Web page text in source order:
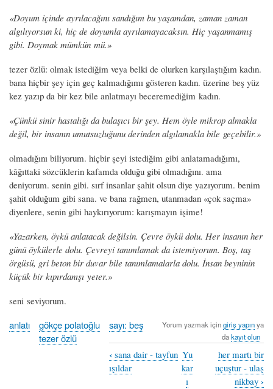
«Doyum içinde ayrılacağını sandığım bu yaşamdan, zaman zaman
algılıyorsun ki, hiç de doyumla ayrılamayacaksın. Hiç yaşanmamış
gibi. Doymak mümkün mü.»
tezer özlü: olmak istediğim veya belki de olurken karşılaştığım kadın.
bana hiçbir şey için geç kalmadığımı gösteren kadın. üzerine beş yüz
kez yazıp da bir kez bile anlatmayı beceremediğim kadın.
«Çünkü sinir hastalığı da bulaşıcı bir şey. Hem öyle mikrop almakla
değil, bir insanın umutsuzluğunu derinden algılamakla bile geçebilir.»
olmadığını biliyorum. hiçbir şeyi istediğim gibi anlatamadığımı,
kâğıttaki sözcüklerin kafamda olduğu gibi olmadığını. ama
deniyorum. senin gibi. sırf insanlar şahit olsun diye yazıyorum. benim
şahit olduğum gibi sana. ve bana rağmen, utanmadan «çok saçma»
diyenlere, senin gibi haykırıyorum: karışmayın işime!
«Yazarken, öykü anlatacak değilsin. Çevre öykü dolu. Her insanın her
günü öykülerle dolu. Çevreyi tanımlamak da istemiyorum. Boş, taş
örgüsü, gri beton bir duvar bile tanımlamalarla dolu. İnsan beyninin
küçük bir kıpırdanışı yeter.»
seni seviyorum.
anlatı
gökçe polatoğlu
tezer özlü
sayı: beş Yorum yazmak içingiriş yapınya
dakayıt olun
‹sana dair - tayfun
ışıldar
Yu
kar
ı
her martı bir
uçuştur - ulaş
nikbay ›